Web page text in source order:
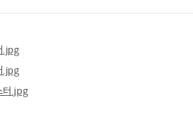
.jpg
.jpg
터.jpg